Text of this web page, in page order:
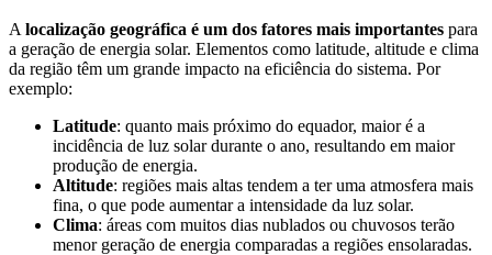
A localização geográfica é um dos fatores mais importantes para
a geração de energia solar. Elementos como latitude, altitude e clima
da região têm um grande impacto na eficiência do sistema. Por
exemplo:
Latitude: quanto mais próximo do equador, maior é a
incidência de luz solar durante o ano, resultando em maior
produção de energia.
Altitude: regiões mais altas tendem a ter uma atmosfera mais
fina, o que pode aumentar a intensidade da luz solar.
Clima: áreas com muitos dias nublados ou chuvosos terão
menor geração de energia comparadas a regiões ensolaradas.